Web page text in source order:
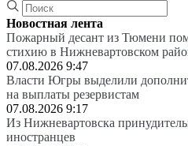
Новостная лента
Пожарный десант из Тюмени
стихию в Нижневартовском
07.08.2026 9:47
Власти Югры выделили
на выплаты резервистам
07.08.2026 9:17
Из Нижневартовска
иностранцев